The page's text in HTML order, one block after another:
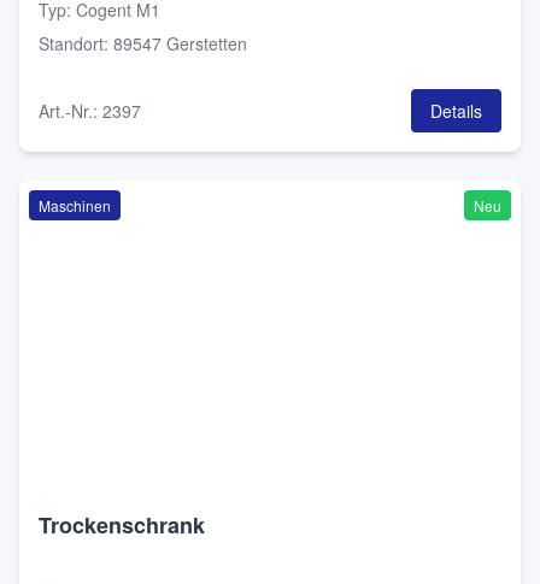
Typ: Cogent M1
Standort: 89547 Gerstetten
Art.-Nr.: 2397 Details
Maschinen Neu
Trockenschrank